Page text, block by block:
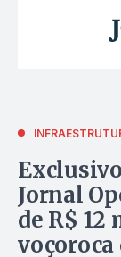
Jornal
de R$ 12
voçoroca